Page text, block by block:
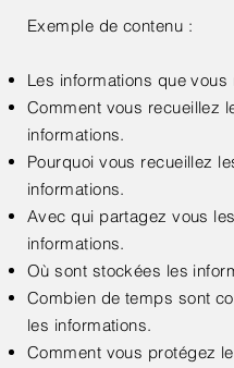
Exemple de contenu :
Les informations que vous
Comment vous recueillez
informations.
Pourquoi vous recueillez
informations.
Avec qui partagez vous les
informations.
Où sont stockées les
Combien de temps sont
les informations.
Comment vous protégez